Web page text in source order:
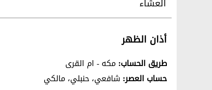
العشاء
أذان الظهر
طريق الحساب:مكه - ام القرى
حساب العصر: شافعي، حنبلي، مالكي